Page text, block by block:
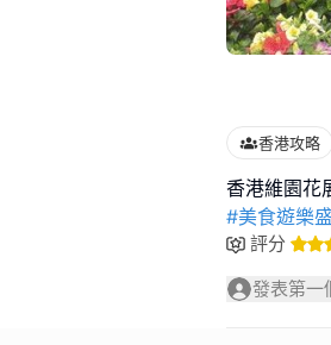
香港攻略
#美食遊樂
評分
發表第一